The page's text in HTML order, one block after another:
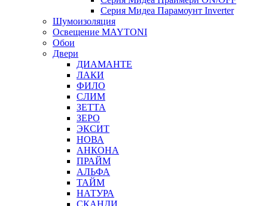
Серия Мидеа Парамоунт Inverter
Шумоизоляция
Освещение MAYTONI
Обои
Двери
ДИАМАНТЕ
ЛАКИ
ФИЛО
СЛИМ
ЗЕТТА
ЗЕРО
ЭКСИТ
НОВА
АНКОНА
ПРАЙМ
АЛЬФА
ТАЙМ
НАТУРА
СКАНДИ